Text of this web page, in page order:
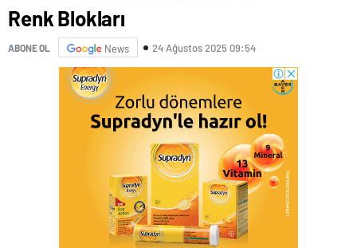
Renk Blokları
ABONE OL News 24 Ağustos 2025 09:54